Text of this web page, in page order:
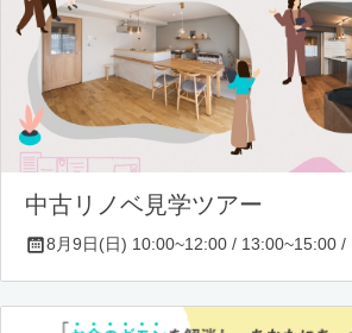
中古リノベ見学ツアー
8月9日(日) 10:00~12:00 / 13:00~15:00 /